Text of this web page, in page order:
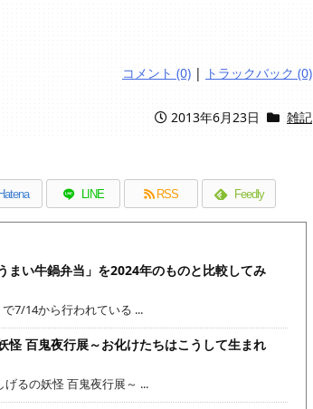
コメント (0) | トラックバック (0)
2013年6月23日 雑記
Hatena LINE RSS Feedly
まい牛鍋弁当」を2024年のものと比較してみ
7/14から行われている ...
怪 百鬼夜行展～お化けたちはこうして生まれ
るの妖怪 百鬼夜行展～ ...